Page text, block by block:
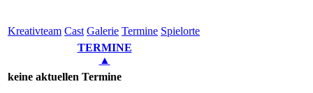
Kreativ­team Cast Gale­rie Ter­mi­ne Spielorte
TERMINE
▲
keine aktuellen Termine